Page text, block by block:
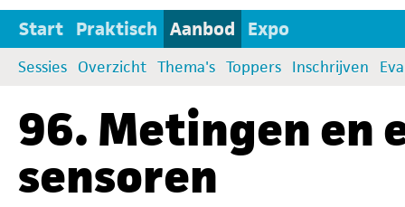
Start Praktisch Aanbod Expo
Sessies Overzicht Thema's Toppers Inschrijven
96. Metingen en
sensoren